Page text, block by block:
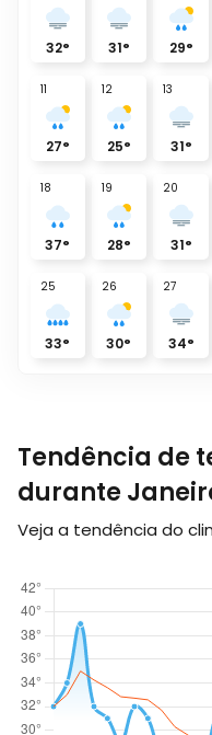
32° 31° 29°
11
27°
12
25°
13
31°
18
37°
19
28°
20
31°
25
33°
26
30°
27
34°
Tendência de
durante
Veja a tendência do